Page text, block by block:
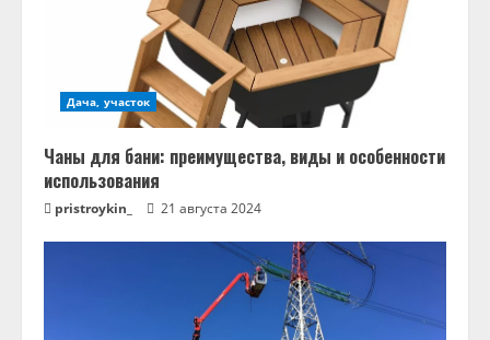
Дача, участок
Чаны для бани: преимущества, виды и особенности
использования
pristroykin_ 21 августа 2024